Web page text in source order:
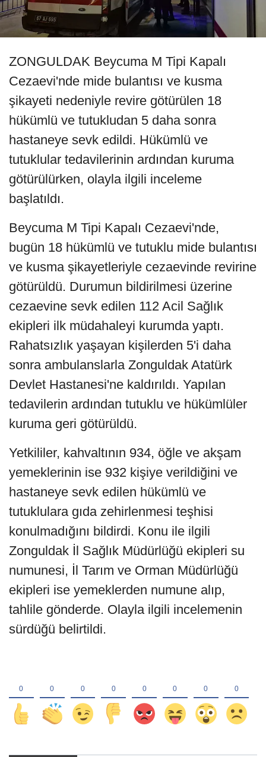
ZONGULDAK Beycuma M Tipi Kapalı
Cezaevi'nde mide bulantısı ve kusma
şikayeti nedeniyle revire götürülen 18
hükümlü ve tutukludan 5 daha sonra
hastaneye sevk edildi. Hükümlü ve
tutuklular tedavilerinin ardından kuruma
götürülürken, olayla ilgili inceleme
başlatıldı.
Beycuma M Tipi Kapalı Cezaevi'nde,
bugün 18 hükümlü ve tutuklu mide bulantısı
ve kusma şikayetleriyle cezaevinde revirine
götürüldü. Durumun bildirilmesi üzerine
cezaevine sevk edilen 112 Acil Sağlık
ekipleri ilk müdahaleyi kurumda yaptı.
Rahatsızlık yaşayan kişilerden 5'i daha
sonra ambulanslarla Zonguldak Atatürk
Devlet Hastanesi'ne kaldırıldı. Yapılan
tedavilerin ardından tutuklu ve hükümlüler
kuruma geri götürüldü.
Yetkililer, kahvaltının 934, öğle ve akşam
yemeklerinin ise 932 kişiye verildiğini ve
hastaneye sevk edilen hükümlü ve
tutuklulara gıda zehirlenmesi teşhisi
konulmadığını bildirdi. Konu ile ilgili
Zonguldak İl Sağlık Müdürlüğü ekipleri su
numunesi, İl Tarım ve Orman Müdürlüğü
ekipleri ise yemeklerden numune alıp,
tahlile gönderde. Olayla ilgili incelemenin
sürdüğü belirtildi.